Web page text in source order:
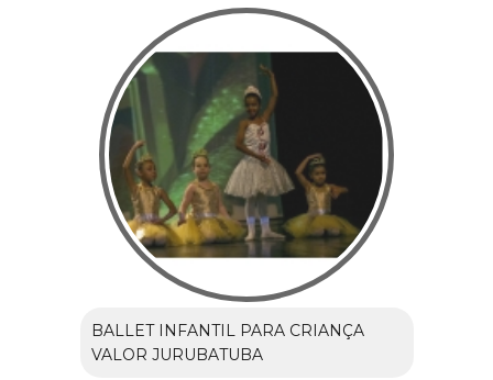
BALLET INFANTIL PARA CRIANÇA
VALOR JURUBATUBA